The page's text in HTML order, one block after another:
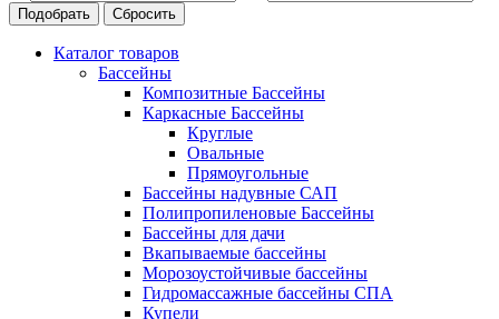
Подобрать Сбросить
Каталог товаров
Бассейны
Композитные Бассейны
Каркасные Бассейны
Круглые
Овальные
Прямоугольные
Бассейны надувные САП
Полипропиленовые Бассейны
Бассейны для дачи
Вкапываемые бассейны
Морозоустойчивые бассейны
Гидромассажные бассейны СПА
Купели